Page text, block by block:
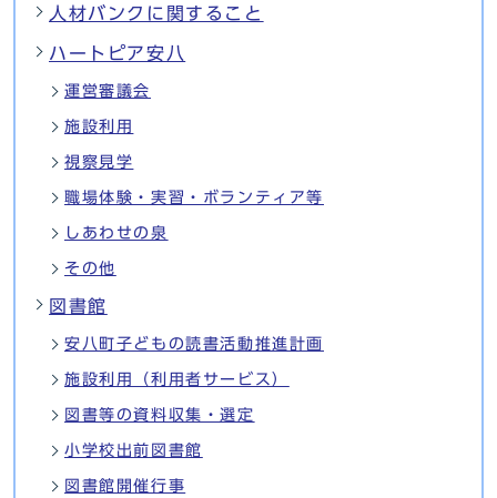
人材バンクに関すること
ハートピア安八
運営審議会
施設利用
視察見学
職場体験・実習・ボランティア等
しあわせの泉
その他
図書館
安八町子どもの読書活動推進計画
施設利用（利用者サービス）
図書等の資料収集・選定
小学校出前図書館
図書館開催行事